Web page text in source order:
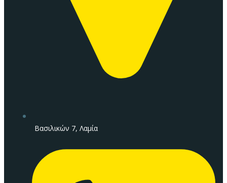
Βασιλικών 7, Λαμία